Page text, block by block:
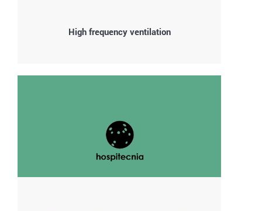
High frequency ventilation